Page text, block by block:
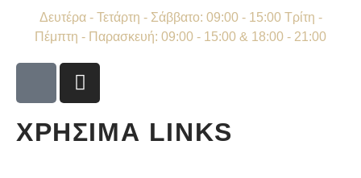
Δευτέρα - Τετάρτη - Σάββατο: 09:00 - 15:00 Τρίτη -
Πέμπτη - Παρασκευή: 09:00 - 15:00 & 18:00 - 21:00
ΧΡΗΣΙΜΑ LINKS